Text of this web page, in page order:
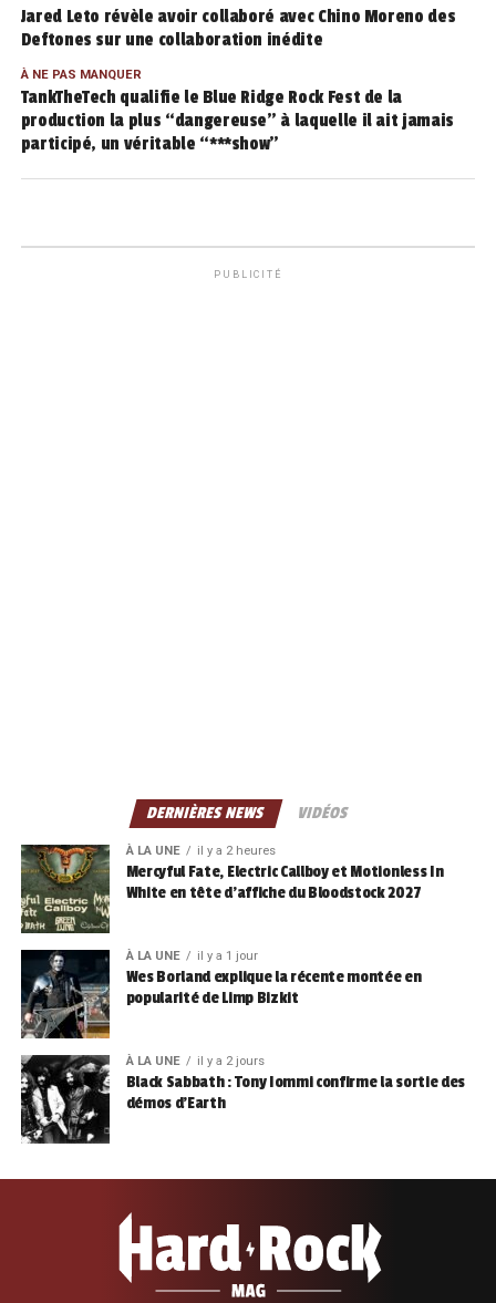
Jared Leto révèle avoir collaboré avec Chino Moreno des
Deftones sur une collaboration inédite
À NE PAS MANQUER
TankTheTech qualifie le Blue Ridge Rock Fest de la
production la plus “dangereuse” à laquelle il ait jamais
participé, un véritable “***show”
PUBLICITÉ
DERNIÈRES NEWS VIDÉOS
À LA UNE il y a 2 heures
Mercyful Fate, Electric Callboy et Motionless In
White en tête d’affiche du Bloodstock 2027
À LA UNE il y a 1 jour
Wes Borland explique la récente montée en
popularité de Limp Bizkit
À LA UNE il y a 2 jours
Black Sabbath : Tony Iommi confirme la sortie des
démos d’Earth